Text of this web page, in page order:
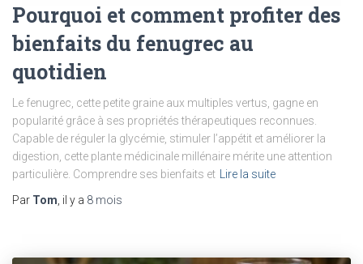
Pourquoi et comment profiter des
bienfaits du fenugrec au
quotidien
Le fenugrec, cette petite graine aux multiples vertus, gagne en
popularité grâce à ses propriétés thérapeutiques reconnues.
Capable de réguler la glycémie, stimuler l’appétit et améliorer la
digestion, cette plante médicinale millénaire mérite une attention
particulière. Comprendre ses bienfaits et Lire la suite
Par Tom , il y a 8 mois